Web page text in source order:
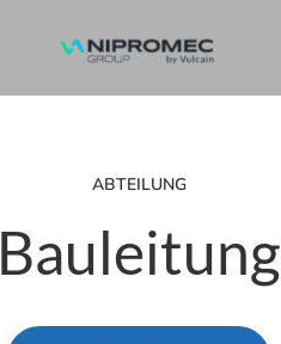
ABTEILUNG
Bauleitung